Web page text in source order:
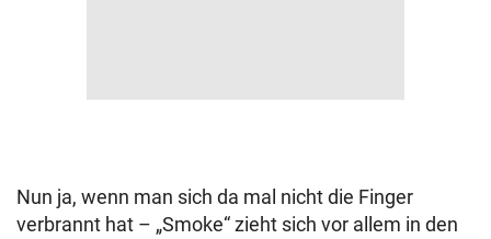
Nun ja, wenn man sich da mal nicht die Finger
verbrannt hat – „Smoke“ zieht sich vor allem in den